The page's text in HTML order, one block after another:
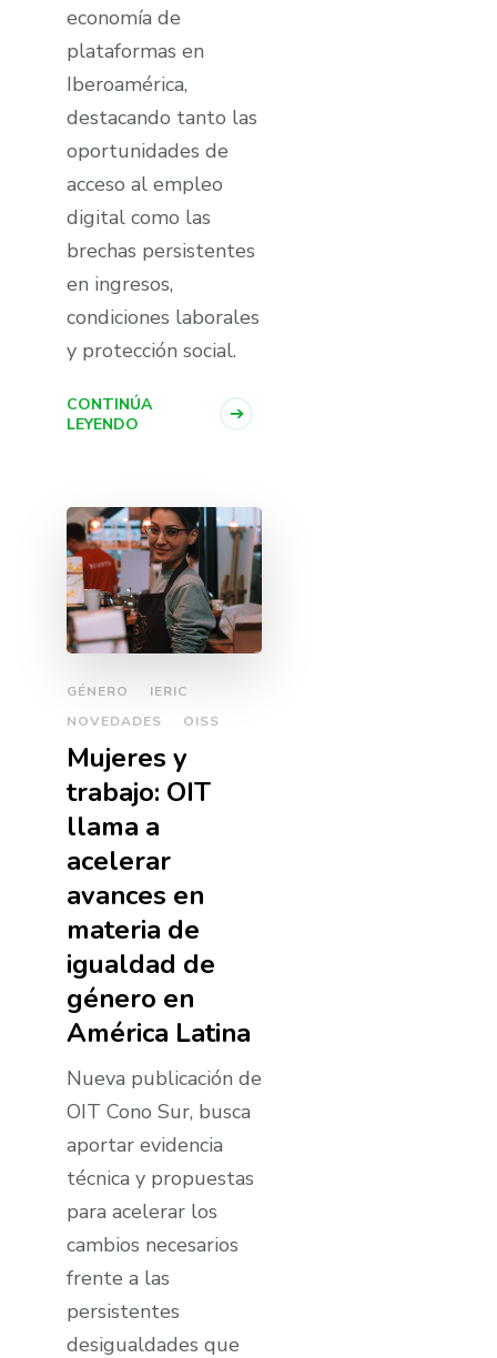
economía de
plataformas en
Iberoamérica,
destacando tanto las
oportunidades de
acceso al empleo
digital como las
brechas persistentes
en ingresos,
condiciones laborales
y protección social.
CONTINÚA
LEYENDO
GÉNERO
IERIC
NOVEDADES
OISS
Mujeres y
trabajo: OIT
llama a
acelerar
avances en
materia de
igualdad de
género en
América Latina
Nueva publicación de
OIT Cono Sur, busca
aportar evidencia
técnica y propuestas
para acelerar los
cambios necesarios
frente a las
persistentes
desigualdades que